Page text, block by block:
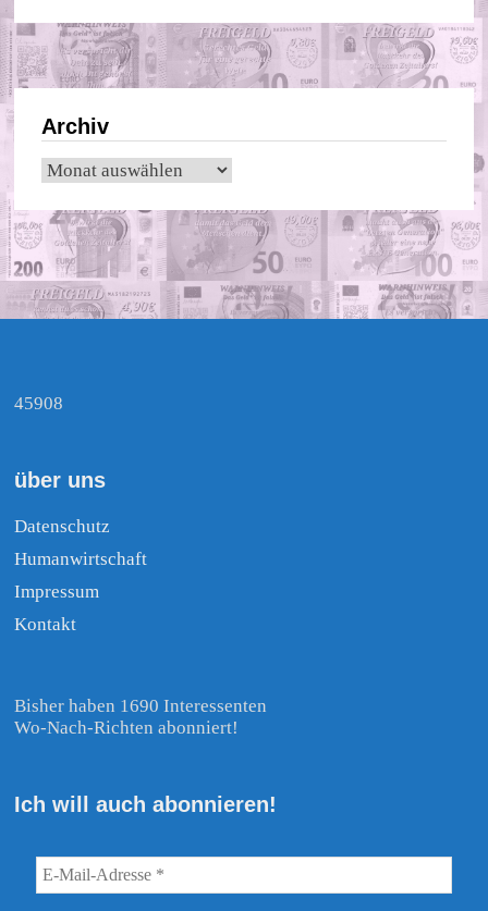
Archiv
Archiv
45908
über uns
Datenschutz
Humanwirtschaft
Impressum
Kontakt
Bisher haben 1690 Interessenten
Wo-Nach-Richten abonniert!
Ich will auch abonnieren!